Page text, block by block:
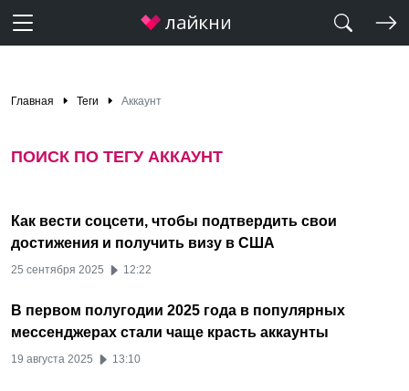
Главная Теги Аккаунт
ПОИСК ПО ТЕГУ АККАУНТ
Как вести соцсети, чтобы подтвердить свои
достижения и получить визу в США
25 сентября 2025 12:22
В первом полугодии 2025 года в популярных
мессенджерах стали чаще красть аккаунты
19 августа 2025 13:10